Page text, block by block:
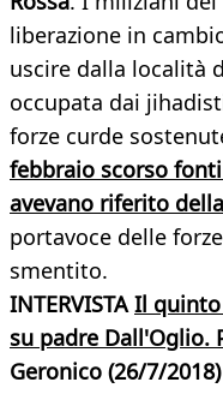
liberazione in
uscire dalla località
occupata dai
forze curde
febbraio scorso
avevano riferito
portavoce delle
smentito.
INTERVISTAIl quinto
su padre Dall'Oglio.
Geronico (26/7/2018)